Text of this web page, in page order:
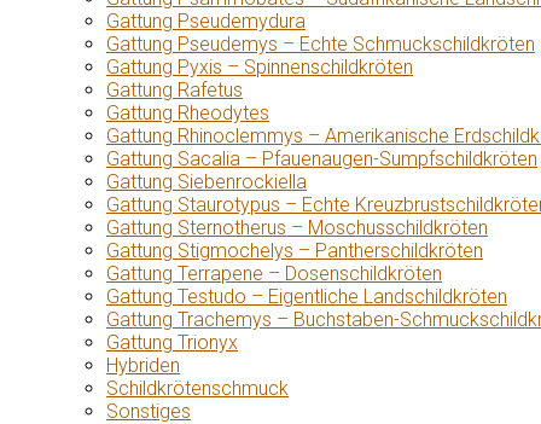
Gattung Pseudemydura
Gattung Pseudemys – Echte Schmuckschildkröten
Gattung Pyxis – Spinnenschildkröten
Gattung Rafetus
Gattung Rheodytes
Gattung Rhinoclemmys – Amerikanische
Gattung Sacalia – Pfauenaugen-Sumpfschildkröten
Gattung Siebenrockiella
Gattung Staurotypus – Echte
Gattung Sternotherus – Moschusschildkröten
Gattung Stigmochelys – Pantherschildkröten
Gattung Terrapene – Dosenschildkröten
Gattung Testudo – Eigentliche Landschildkröten
Gattung Trachemys – Buchstaben-
Gattung Trionyx
Hybriden
Schildkrötenschmuck
Sonstiges